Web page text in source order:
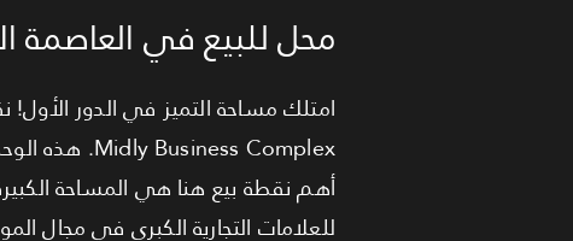
محل للبيع في العاصمة
أهم نقطة بيع هنا هي المساحة